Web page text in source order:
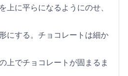
に平らになるようにのせ、
にする。チョコレートは細か
上でチョコレートが固まるま